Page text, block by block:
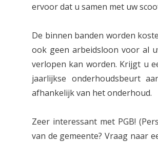
ervoor dat u samen met uw
De binnen banden worden
ook geen arbeidsloon voor al
verlopen kan worden. Krijgt u
jaarlijkse onderhoudsbeurt
afhankelijk van het onderhoud.
Zeer interessant met PGB!
van de gemeente? Vraag naar